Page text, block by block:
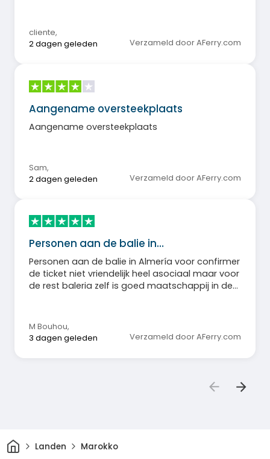
cliente,
2 dagen geleden
Verzameld door AFerry.com
Aangename oversteekplaats
Aangename oversteekplaats
Sam,
2 dagen geleden
Verzameld door AFerry.com
Personen aan de balie in…
Personen aan de balie in Almería voor confirmer
de ticket niet vriendelijk heel asociaal maar voor
de rest baleria zelf is goed maatschappij in de
M Bouhou,
3 dagen geleden
Verzameld door AFerry.com
ThuisLanden Marokko